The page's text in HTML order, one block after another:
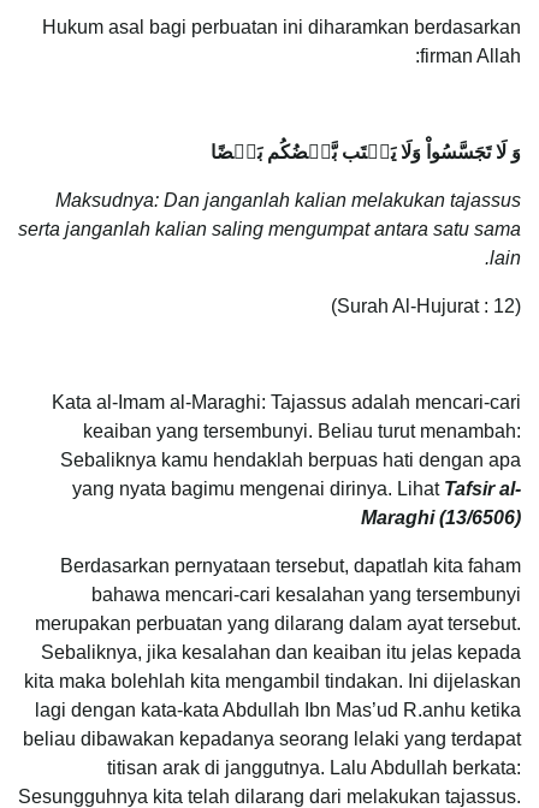
Hukum asal bagi perbuatan ini diharamkan berdasarkan
firman Allah:
وَ لَا تَجَسَّسُواْ وَلَا يَغۡتَب بَّعۡضُكُم بَعۡضًا
Maksudnya: Dan janganlah kalian melakukan tajassus
serta janganlah kalian saling mengumpat antara satu sama
lain.
(Surah Al-Hujurat : 12)
Kata al-Imam al-Maraghi: Tajassus adalah mencari-cari
keaiban yang tersembunyi. Beliau turut menambah:
Sebaliknya kamu hendaklah berpuas hati dengan apa
yang nyata bagimu mengenai dirinya. Lihat Tafsir al-
Maraghi (13/6506)
Berdasarkan pernyataan tersebut, dapatlah kita faham
bahawa mencari-cari kesalahan yang tersembunyi
merupakan perbuatan yang dilarang dalam ayat tersebut.
Sebaliknya, jika kesalahan dan keaiban itu jelas kepada
kita maka bolehlah kita mengambil tindakan. Ini dijelaskan
lagi dengan kata-kata Abdullah Ibn Mas’ud R.anhu ketika
beliau dibawakan kepadanya seorang lelaki yang terdapat
titisan arak di janggutnya. Lalu Abdullah berkata:
Sesungguhnya kita telah dilarang dari melakukan tajassus.